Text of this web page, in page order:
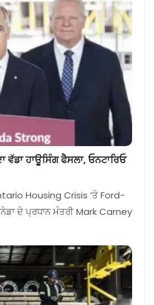
ਵੱਡਾ ਹਾਊਸਿੰਗ ਫੈਸਲਾ, ਓਨਟਾਰਿਓ
Housing Crisis ‘ਤੇ Ford-
ਦੇ ਪ੍ਰਧਾਨ ਮੰਤਰੀ Mark Carney